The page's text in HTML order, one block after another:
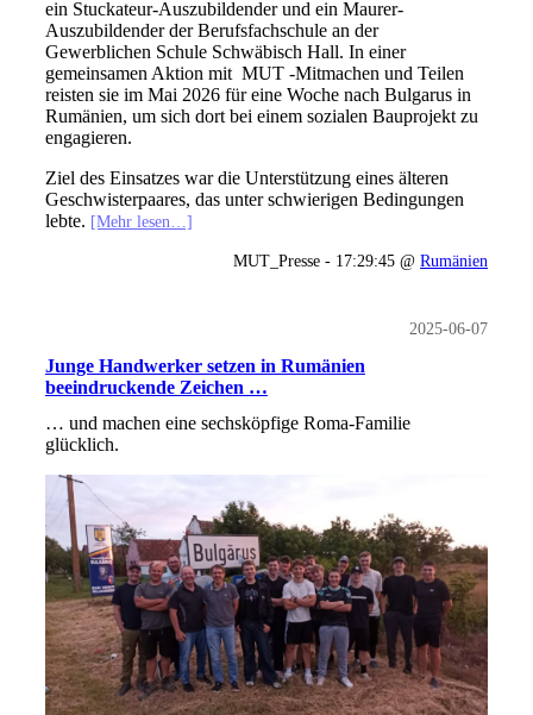
ein Stuckateur-Auszubildender und ein Maurer-
Auszubildender der Berufsfachschule an der
Gewerblichen Schule Schwäbisch Hall. In einer
gemeinsamen Aktion mit MUT -Mitmachen und Teilen
reisten sie im Mai 2026 für eine Woche nach Bulgarus in
Rumänien, um sich dort bei einem sozialen Bauprojekt zu
engagieren.
Ziel des Einsatzes war die Unterstützung eines älteren
Geschwisterpaares, das unter schwierigen Bedingungen
lebte. [Mehr lesen…]
MUT_Presse - 17:29:45 @Rumänien
2025-06-07
Junge Handwerker setzen in Rumänien
beeindruckende Zeichen …
… und machen eine sechsköpfige Roma-Familie
glücklich.